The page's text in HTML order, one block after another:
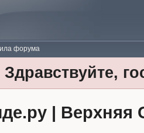
форума
Здравствуйте,
| Верхняя